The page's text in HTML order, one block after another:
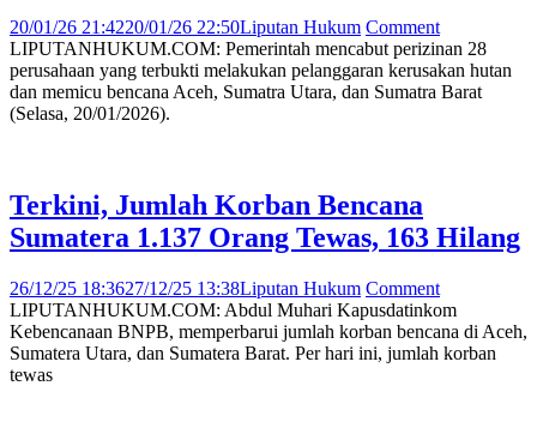
20/01/26 21:4220/01/26 22:50Liputan Hukum Comment
LIPUTANHUKUM.COM: Pemerintah mencabut perizinan 28
perusahaan yang terbukti melakukan pelanggaran kerusakan hutan
dan memicu bencana Aceh, Sumatra Utara, dan Sumatra Barat
(Selasa, 20/01/2026).
Terkini, Jumlah Korban Bencana
Sumatera 1.137 Orang Tewas, 163 Hilang
26/12/25 18:3627/12/25 13:38Liputan Hukum Comment
LIPUTANHUKUM.COM: Abdul Muhari Kapusdatinkom
Kebencanaan BNPB, memperbarui jumlah korban bencana di Aceh,
Sumatera Utara, dan Sumatera Barat. Per hari ini, jumlah korban
tewas